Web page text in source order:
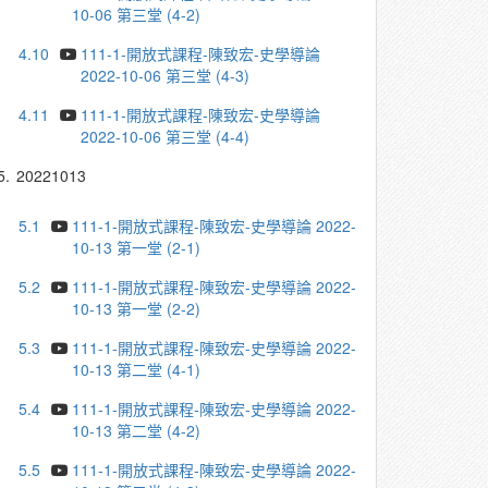
10-06 第三堂 (4-2)
4.10
111-1-開放式課程-陳致宏-史學導論
2022-10-06 第三堂 (4-3)
4.11
111-1-開放式課程-陳致宏-史學導論
2022-10-06 第三堂 (4-4)
20221013
5.1
111-1-開放式課程-陳致宏-史學導論 2022-
10-13 第一堂 (2-1)
5.2
111-1-開放式課程-陳致宏-史學導論 2022-
10-13 第一堂 (2-2)
5.3
111-1-開放式課程-陳致宏-史學導論 2022-
10-13 第二堂 (4-1)
5.4
111-1-開放式課程-陳致宏-史學導論 2022-
10-13 第二堂 (4-2)
5.5
111-1-開放式課程-陳致宏-史學導論 2022-